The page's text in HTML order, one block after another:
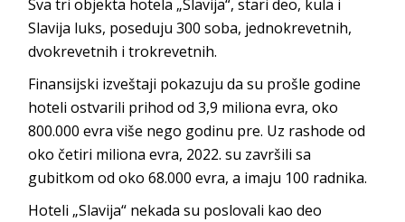
Sva tri objekta hotela „Slavija“, stari deo, kula i
Slavija luks, poseduju 300 soba, jednokrevetnih,
dvokrevetnih i trokrevetnih.
Finansijski izveštaji pokazuju da su prošle godine
hoteli ostvarili prihod od 3,9 miliona evra, oko
800.000 evra više nego godinu pre. Uz rashode od
oko četiri miliona evra, 2022. su završili sa
gubitkom od oko 68.000 evra, a imaju 100 radnika.
Hoteli „Slavija“ nekada su poslovali kao deo